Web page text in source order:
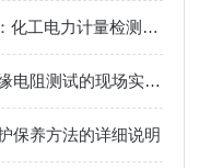
武汉特高压 CT 参数分析仪型号：化工电力计量检测的可靠装备
绝缘电阻测试仪哪个牌子好：绝缘电阻测试的现场实践与数据分析
保养方法的详细说明